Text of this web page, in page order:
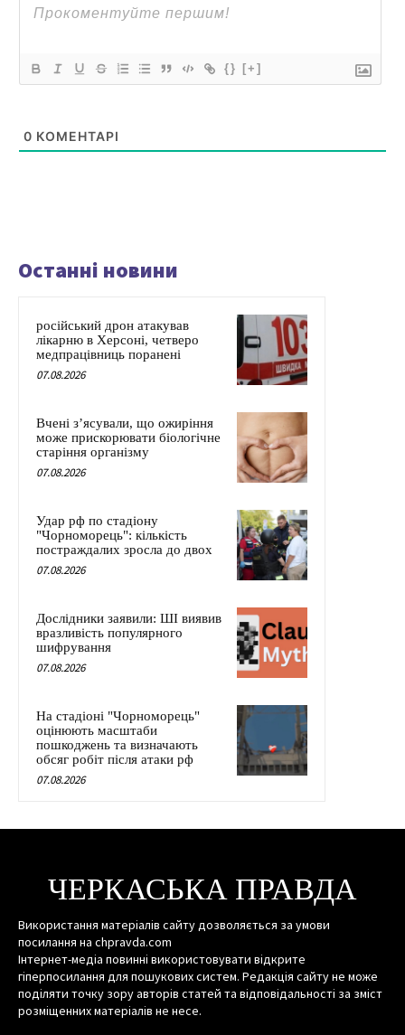
{} [+]
0 КОМЕНТАРІ
Останні новини
російський дрон атакував
лікарню в Херсоні, четверо
медпрацівниць поранені
07.08.2026
Вчені з’ясували, що ожиріння
може прискорювати біологічне
старіння організму
07.08.2026
Удар рф по стадіону
"Чорноморець": кількість
постраждалих зросла до двох
07.08.2026
Дослідники заявили: ШІ виявив
вразливість популярного
шифрування
07.08.2026
На стадіоні "Чорноморець"
оцінюють масштаби
пошкоджень та визначають
обсяг робіт після атаки рф
07.08.2026
ЧЕРКАСЬКА ПРАВДА
Використання матеріалів сайту дозволяється за умови
посилання на chpravda.com
Інтернет-медіа повинні використовувати відкрите
гіперпосилання для пошукових систем. Редакція сайту не може
поділяти точку зору авторів статей та відповідальності за зміст
розміщенних матеріалів не несе.